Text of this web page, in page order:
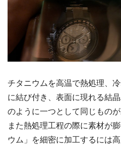
チタニウムを⾼温で熱処理、
に結び付き、表面に現れる結
のように⼀つとして同じものが
また熱処理⼯程の際に素材が
ウム」を細密に加⼯するには